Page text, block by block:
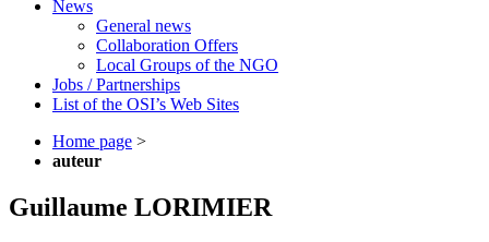
News
General news
Collaboration Offers
Local Groups of the NGO
Jobs / Partnerships
List of the OSI’s Web Sites
Home page >
auteur
Guillaume LORIMIER